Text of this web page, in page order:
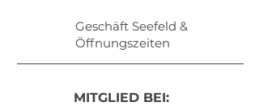
Geschäft Seefeld &
Öffnungszeiten
MITGLIED BEI: